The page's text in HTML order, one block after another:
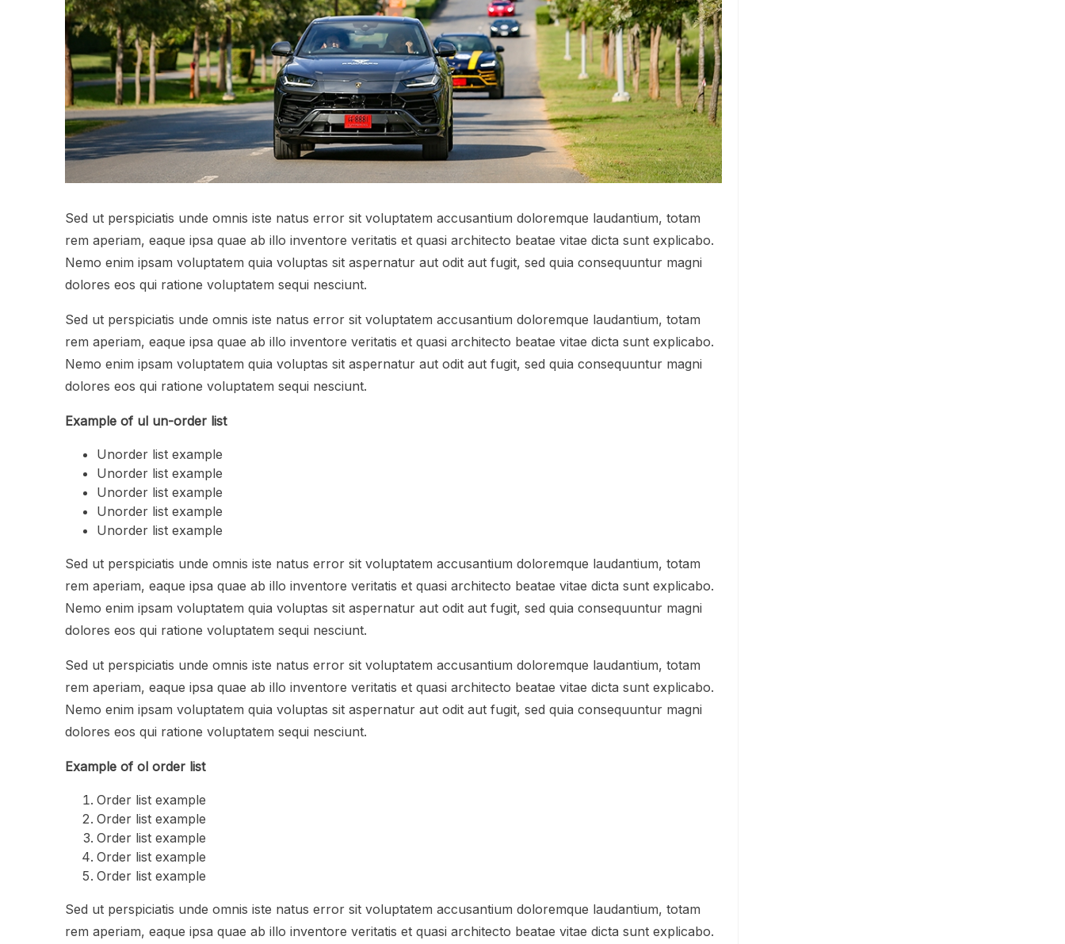
Sed ut perspiciatis unde omnis iste natus error sit voluptatem accusantium doloremque laudantium, totam
rem aperiam, eaque ipsa quae ab illo inventore veritatis et quasi architecto beatae vitae dicta sunt explicabo.
Nemo enim ipsam voluptatem quia voluptas sit aspernatur aut odit aut fugit, sed quia consequuntur magni
dolores eos qui ratione voluptatem sequi nesciunt.
Sed ut perspiciatis unde omnis iste natus error sit voluptatem accusantium doloremque laudantium, totam
rem aperiam, eaque ipsa quae ab illo inventore veritatis et quasi architecto beatae vitae dicta sunt explicabo.
Nemo enim ipsam voluptatem quia voluptas sit aspernatur aut odit aut fugit, sed quia consequuntur magni
dolores eos qui ratione voluptatem sequi nesciunt.
Example of ul un-order list
Unorder list example
Unorder list example
Unorder list example
Unorder list example
Unorder list example
Sed ut perspiciatis unde omnis iste natus error sit voluptatem accusantium doloremque laudantium, totam
rem aperiam, eaque ipsa quae ab illo inventore veritatis et quasi architecto beatae vitae dicta sunt explicabo.
Nemo enim ipsam voluptatem quia voluptas sit aspernatur aut odit aut fugit, sed quia consequuntur magni
dolores eos qui ratione voluptatem sequi nesciunt.
Sed ut perspiciatis unde omnis iste natus error sit voluptatem accusantium doloremque laudantium, totam
rem aperiam, eaque ipsa quae ab illo inventore veritatis et quasi architecto beatae vitae dicta sunt explicabo.
Nemo enim ipsam voluptatem quia voluptas sit aspernatur aut odit aut fugit, sed quia consequuntur magni
dolores eos qui ratione voluptatem sequi nesciunt.
Example of ol order list
Order list example
Order list example
Order list example
Order list example
Order list example
Sed ut perspiciatis unde omnis iste natus error sit voluptatem accusantium doloremque laudantium, totam
rem aperiam, eaque ipsa quae ab illo inventore veritatis et quasi architecto beatae vitae dicta sunt explicabo.